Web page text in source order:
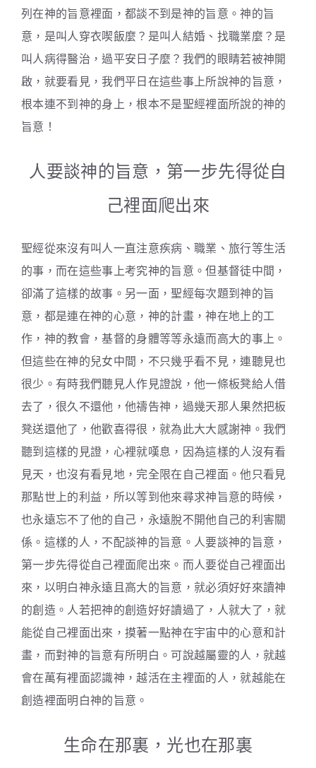
列在神的旨意裡面，都談不到是神的旨意。神的旨
意，是叫人穿衣喫飯麼？是叫人結婚、找職業麼？是
叫人病得醫治，過平安日子麼？我們的眼睛若被神開
啟，就要看見，我們平日在這些事上所說神的旨意，
根本連不到神的身上，根本不是聖經裡面所說的神的
旨意！
人要談神的旨意，第一步先得從自
己裡面爬出來
聖經從來沒有叫人一直注意疾病、職業、旅行等生活
的事，而在這些事上考究神的旨意。但基督徒中間，
卻滿了這樣的故事。另一面，聖經每次題到神的旨
意，都是連在神的心意，神的計畫，神在地上的工
作，神的教會，基督的身體等等永遠而高大的事上。
但這些在神的兒女中間，不只幾乎看不見，連聽見也
很少。有時我們聽見人作見證說，他一條板凳給人借
去了，很久不還他，他禱告神，過幾天那人果然把板
凳送還他了，他歡喜得很，就為此大大感謝神。我們
聽到這樣的見證，心裡就嘆息，因為這樣的人沒有看
見天，也沒有看見地，完全限在自己裡面。他只看見
那點世上的利益，所以等到他來尋求神旨意的時候，
也永遠忘不了他的自己，永遠脫不開他自己的利害關
係。這樣的人，不配談神的旨意。人要談神的旨意，
第一步先得從自己裡面爬出來。而人要從自己裡面出
來，以明白神永遠且高大的旨意，就必須好好來讀神
的創造。人若把神的創造好好讀過了，人就大了，就
能從自己裡面出來，摸著一點神在宇宙中的心意和計
畫，而對神的旨意有所明白。可說越屬靈的人，就越
會在萬有裡面認識神，越活在主裡面的人，就越能在
創造裡面明白神的旨意。
生命在那裏，光也在那裏